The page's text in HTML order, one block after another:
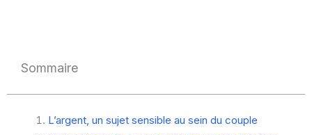
Sommaire
L’argent, un sujet sensible au sein du couple